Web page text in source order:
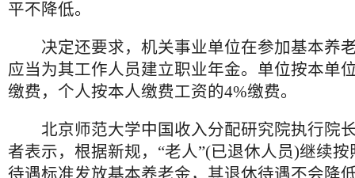
平不降低。
决定还要求，机关事业单位在参加基本养
应当为其工作人员建立职业年金。单位按本单
缴费，个人按本人缴费工资的4%缴费。
北京师范大学中国收入分配研究院执行院
者表示，根据新规，“老人”(已退休人员)继续
待遇标准发放基本养老金，其退休待遇不会降